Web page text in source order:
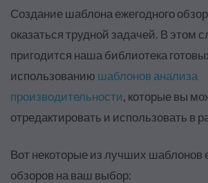
Создание шаблона ежегодного
оказаться трудной задачей. В этом
пригодится наша библиотека
использованию шаблонов анализа
производительности, которые вы
отредактировать и использовать в
Вот некоторые из лучших шаблонов
обзоров на ваш выбор: